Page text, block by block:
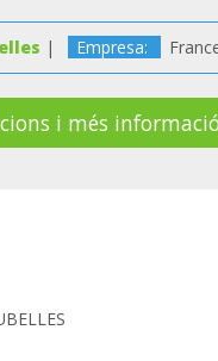
| Empresa:
i més